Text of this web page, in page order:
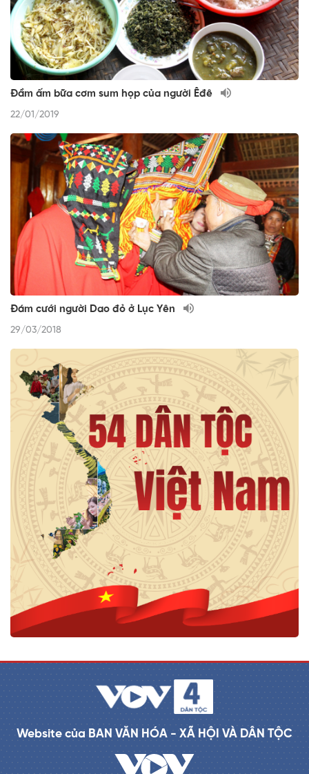
Đầm ấm bữa cơm sum họp của người Êđê
22/01/2019
Đám cưới người Dao đỏ ở Lục Yên
29/03/2018
Website của BAN VĂN HÓA - XÃ HỘI VÀ DÂN TỘC